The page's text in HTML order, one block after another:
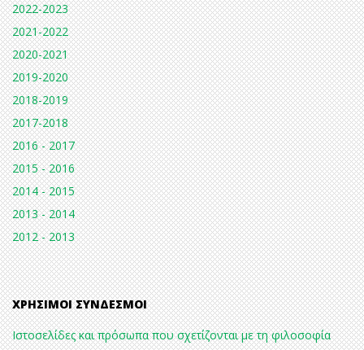
2022-2023
2021-2022
2020-2021
2019-2020
2018-2019
2017-2018
2016 - 2017
2015 - 2016
2014 - 2015
2013 - 2014
2012 - 2013
ΧΡΉΣΙΜΟΙ ΣΎΝΔΕΣΜΟΙ
Ιστοσελίδες και πρόσωπα που σχετίζονται με τη φιλοσοφία